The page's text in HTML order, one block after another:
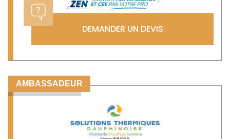
DEMANDER UN DEVIS
AMBASSADEUR